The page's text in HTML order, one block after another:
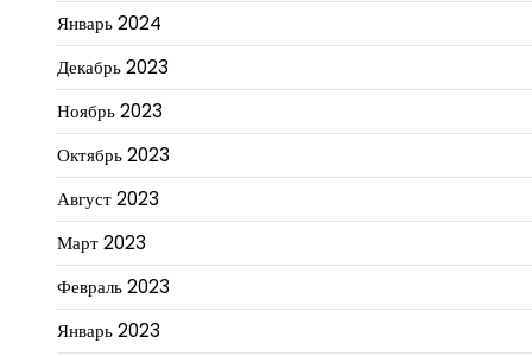
Январь 2024
Декабрь 2023
Ноябрь 2023
Октябрь 2023
Август 2023
Март 2023
Февраль 2023
Январь 2023